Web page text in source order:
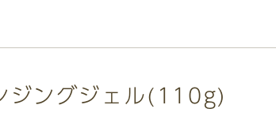
ングジェル(110g)